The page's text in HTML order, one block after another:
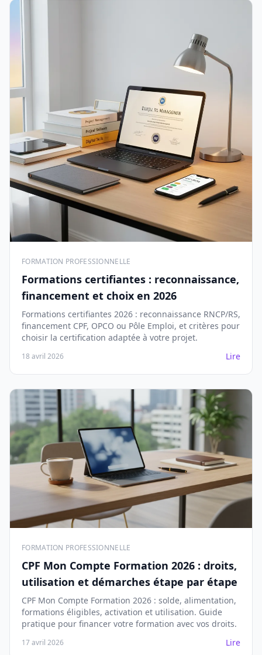
FORMATION PROFESSIONNELLE
Formations certifiantes : reconnaissance,
financement et choix en 2026
Formations certifiantes 2026 : reconnaissance RNCP/RS,
financement CPF, OPCO ou Pôle Emploi, et critères pour
choisir la certification adaptée à votre projet.
18 avril 2026 Lire
FORMATION PROFESSIONNELLE
CPF Mon Compte Formation 2026 : droits,
utilisation et démarches étape par étape
CPF Mon Compte Formation 2026 : solde, alimentation,
formations éligibles, activation et utilisation. Guide
pratique pour financer votre formation avec vos droits.
17 avril 2026 Lire